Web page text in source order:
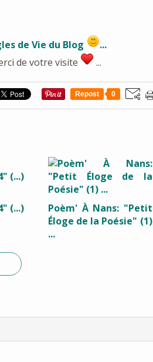
de Vie du Blog
...
de votre visite
...
Repost 0
(...)
Poèm' À Nans: "Petit
Éloge de la Poésie" (1)
...